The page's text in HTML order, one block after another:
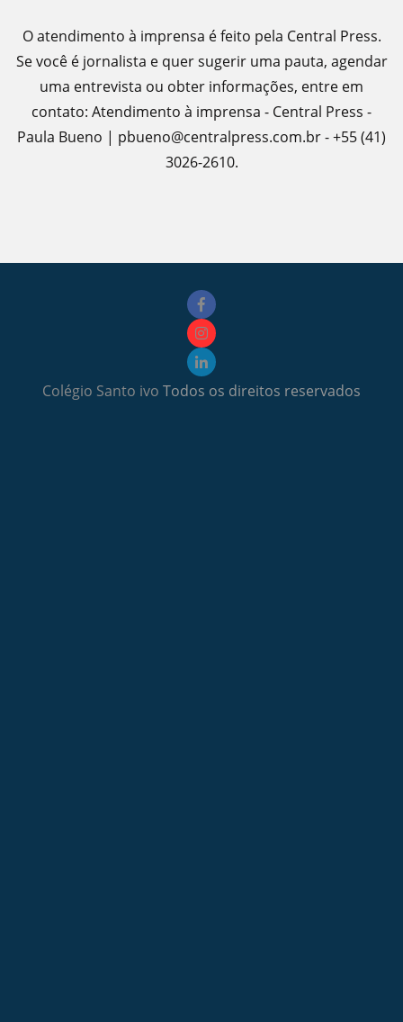
O atendimento à imprensa é feito pela Central Press.
Se você é jornalista e quer sugerir uma pauta, agendar
uma entrevista ou obter informações, entre em
contato: Atendimento à imprensa - Central Press -
Paula Bueno | pbueno@centralpress.com.br - +55 (41)
3026-2610.
Colégio Santo ivo Todos os direitos reservados